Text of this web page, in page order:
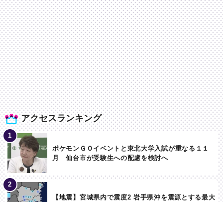
アクセスランキング
ポケモンＧＯイベントと東北大学入試が重なる１１
月 仙台市が受験生への配慮を検討へ
【地震】宮城県内で震度2 岩手県沖を震源とする最大